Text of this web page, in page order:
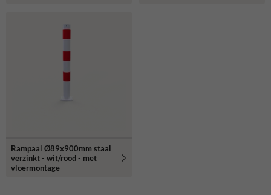
Rampaal Ø89x900mm staal
verzinkt - wit/rood - met
vloermontage